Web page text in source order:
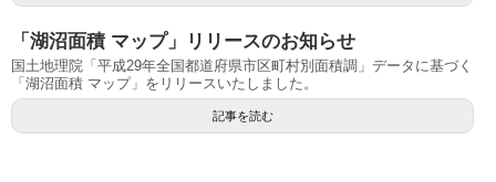
「湖沼面積 マップ」リリースのお知らせ
国土地理院「平成29年全国都道府県市区町村別面積調」データに基づく
「湖沼面積 マップ」をリリースいたしました。
記事を読む